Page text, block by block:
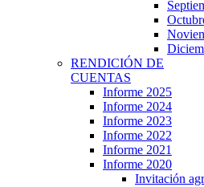
RENDICIÓN DE
CUENTAS
Informe 2025
Informe 2024
Informe 2023
Informe 2022
Informe 2021
Informe 2020
Invitación